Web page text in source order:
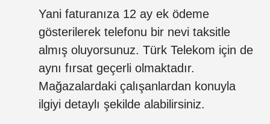
Yani faturanıza 12 ay ek ödeme
gösterilerek telefonu bir nevi taksitle
almış oluyorsunuz. Türk Telekom için de
aynı fırsat geçerli olmaktadır.
Mağazalardaki çalışanlardan konuyla
ilgiyi detaylı şekilde alabilirsiniz.